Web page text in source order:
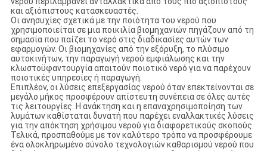
και αξιόπιστους κατασκευαστές.
Οι ανησυχίες σχετικά με την ποιότητα του νερού που
χρησιμοποιείται σε μια ποικιλία βιομηχανιών πηγάζουν από τη
σημασία που παίζει το νερό στις διαδικασίες αυτών των
εφαρμογών. Οι βιομηχανίες από την εξόρυξη, το πλύσιμο
αυτοκινήτων, την παραγωγή νερού εμφιάλωσης και την
κλωστοϋφαντουργία απαιτούν ποιοτικό νερό για να παρέχουν
ποιοτικές υπηρεσίες ή παραγωγή.
Επιπλέον, οι λύσεις επεξεργασίας νερού όταν επεκτείνονται σε
μεγάλο μήκος προσφέρουν απίστευτη συνέπεια σε όλες αυτές
τις λειτουργίες. Η ανάκτηση και η επαναχρησιμοποίηση των
λυμάτων καθίσταται δυνατή που παρέχει εναλλακτικές λύσεις
για την απόκτηση χρήσιμου νερού για διαφορετικούς σκοπούς.
Τελικά, προσπαθούμε με τον καλύτερο τρόπο να προσφέρουμε
ένα ολοκληρωμένο σύνολο τεχνολογιών καθαρισμού νερού που